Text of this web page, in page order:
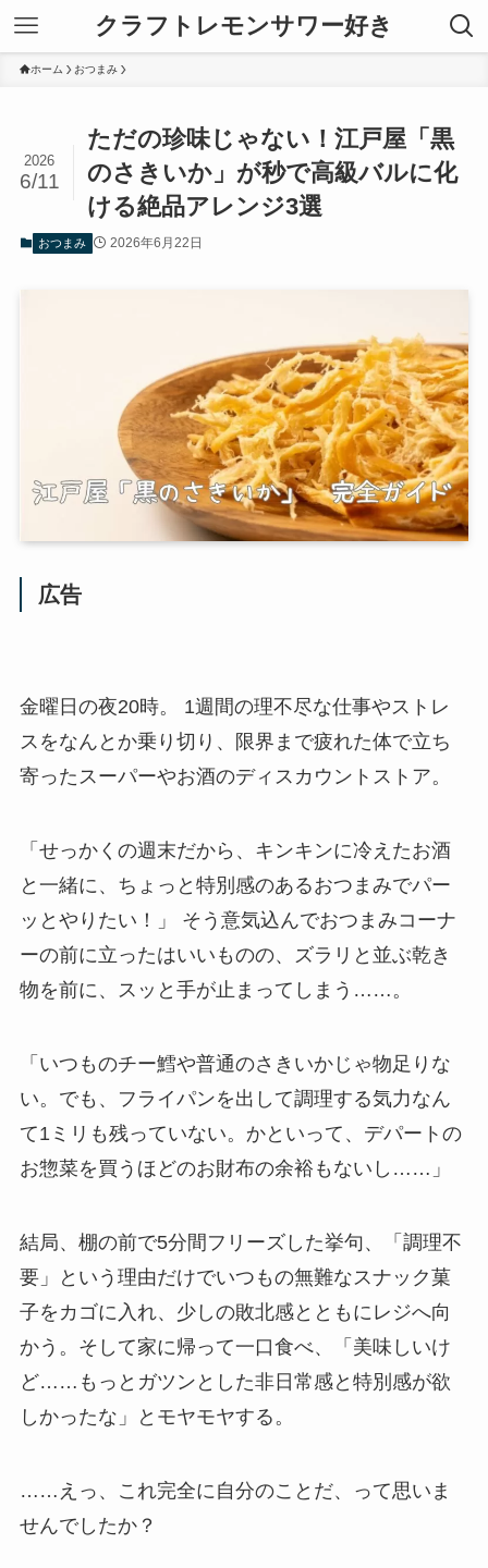
クラフトレモンサワー好き
ホーム おつまみ
ただの珍味じゃない！江戸屋「黒
のさきいか」が秒で高級バルに化
ける絶品アレンジ3選
2026
6/11
おつまみ 2026年6月22日
広告
金曜日の夜20時。 1週間の理不尽な仕事やストレ
スをなんとか乗り切り、限界まで疲れた体で立ち
寄ったスーパーやお酒のディスカウントストア。
「せっかくの週末だから、キンキンに冷えたお酒
と一緒に、ちょっと特別感のあるおつまみでパー
ッとやりたい！」 そう意気込んでおつまみコーナ
ーの前に立ったはいいものの、ズラリと並ぶ乾き
物を前に、スッと手が止まってしまう……。
「いつものチー鱈や普通のさきいかじゃ物足りな
い。でも、フライパンを出して調理する気力なん
て1ミリも残っていない。かといって、デパートの
お惣菜を買うほどのお財布の余裕もないし……」
結局、棚の前で5分間フリーズした挙句、「調理不
要」という理由だけでいつもの無難なスナック菓
子をカゴに入れ、少しの敗北感とともにレジへ向
かう。そして家に帰って一口食べ、「美味しいけ
ど……もっとガツンとした非日常感と特別感が欲
しかったな」とモヤモヤする。
……えっ、これ完全に自分のことだ、って思いま
せんでしたか？